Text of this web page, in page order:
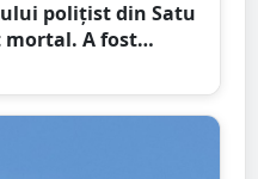
polițist din Satu
mortal. A fost